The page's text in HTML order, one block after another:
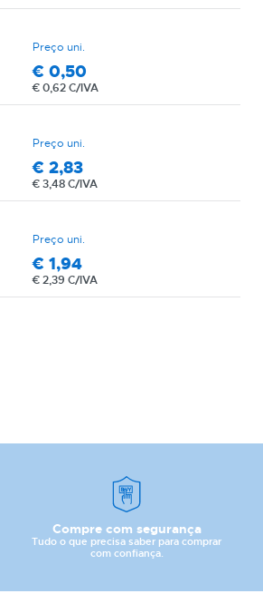
Preço uni.
€0,50
€0,62 C/IVA
Preço uni.
€2,83
€3,48 C/IVA
Preço uni.
€1,94
€2,39 C/IVA
Compre com segurança
Tudo o que precisa saber para comprar
com confiança.